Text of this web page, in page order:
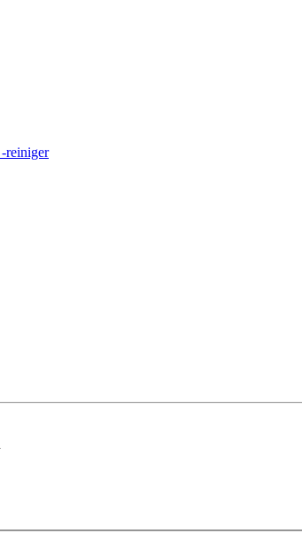
reiniger